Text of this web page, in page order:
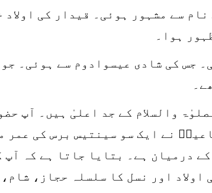
نام سے مشہور ہوئی۔ قیدار کی
ہوا۔
جس کی شادی عیسوادوم سے ہوئی۔
والسلام کے جد اعلیٰ ہیں۔ آپ
نے ایک سو سینتیس برس کی
درمیان ہے۔ بتایا جاتا ہے کہ
اور نسل کا سلسلہ حجاز،